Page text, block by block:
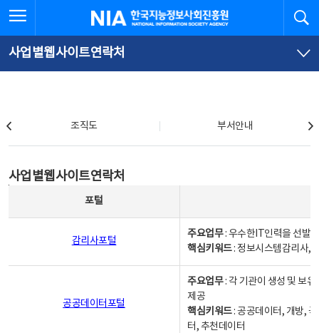
문
로
가
체
뉴
바
가
한국지능정보사회진흥원
사업별웹사이트연락처
조직도 부서안내
사업별웹사이트연락처
포털
감리사포털
주요업무: 우수한IT인력을 선발
핵심키워드: 정보시스템감리사,
공공데이터포털
주요업무: 각 기관이 생성 및 보
제공
핵심키워드: 공공데이터, 개방,
터, 추천데이터